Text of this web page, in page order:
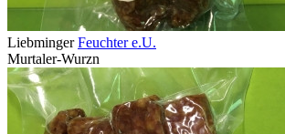
Liebminger Feuchter e.U.
Murtaler-Wurzn